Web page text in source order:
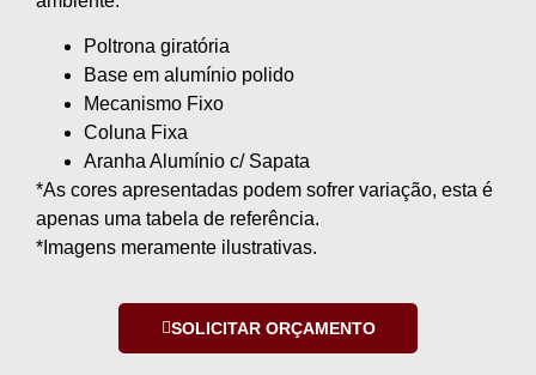
Poltrona giratória
Base em alumínio polido
Mecanismo Fixo
Coluna Fixa
Aranha Alumínio c/ Sapata
*As cores apresentadas podem sofrer variação, esta é
apenas uma tabela de referência.
*Imagens meramente ilustrativas.
SOLICITAR ORÇAMENTO